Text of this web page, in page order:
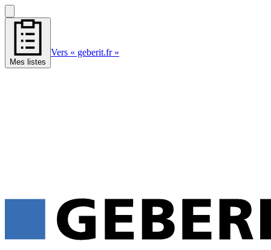
Mes listes
Vers « geberit.fr »